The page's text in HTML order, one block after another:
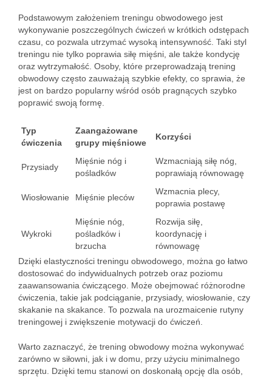
Podstawowym założeniem treningu obwodowego jest
wykonywanie poszczególnych ćwiczeń w krótkich odstępach
czasu, co pozwala utrzymać wysoką intensywność. Taki styl
treningu nie tylko poprawia siłę mięśni, ale także kondycję
oraz wytrzymałość. Osoby, które przeprowadzają trening
obwodowy często zauważają szybkie efekty, co sprawia, że
jest on bardzo popularny wśród osób pragnących szybko
poprawić swoją formę.
Typ
ćwiczenia
Zaangażowane
grupy mięśniowe
Korzyści
Przysiady
Mięśnie nóg i
pośladków
Wzmacniają siłę nóg,
poprawiają równowagę
Wiosłowanie Mięśnie pleców
Wzmacnia plecy,
poprawia postawę
Wykroki
Mięśnie nóg,
pośladków i
brzucha
Rozwija siłę,
koordynację i
równowagę
Dzięki elastyczności treningu obwodowego, można go łatwo
dostosować do indywidualnych potrzeb oraz poziomu
zaawansowania ćwiczącego. Może obejmować różnorodne
ćwiczenia, takie jak podciąganie, przysiady, wiosłowanie, czy
skakanie na skakance. To pozwala na urozmaicenie rutyny
treningowej i zwiększenie motywacji do ćwiczeń.
Warto zaznaczyć, że trening obwodowy można wykonywać
zarówno w siłowni, jak i w domu, przy użyciu minimalnego
sprzętu. Dzięki temu stanowi on doskonałą opcję dla osób,